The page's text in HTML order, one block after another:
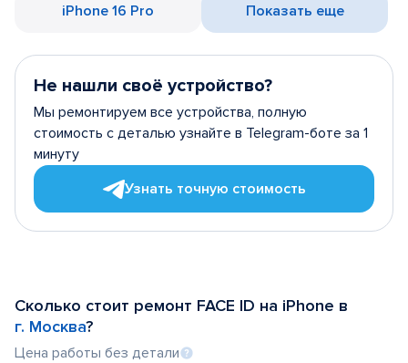
iPhone 16 Pro Показать еще
Не нашли своё устройство?
Мы ремонтируем все устройства, полную
стоимость с деталью узнайте в Telegram-боте за 1
минуту
Узнать точную стоимость
Сколько стоит ремонт FACE ID на iPhone в
г. Москва?
Цена работы без детали